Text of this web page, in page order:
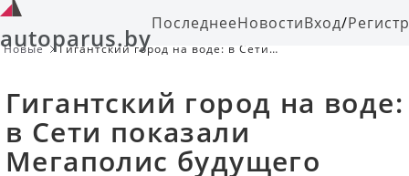
autoparus.byПоследнееНовостиВход/
Новые
Гигантский город на воде: в Сети
Гигантский город на воде:
в Сети показали
Мегаполис будущего